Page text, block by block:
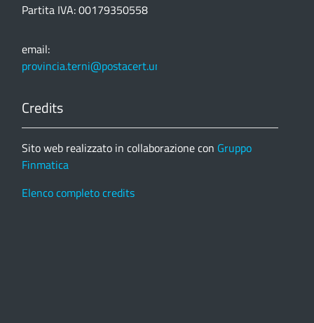
Partita IVA: 00179350558
email:
provincia.terni@postacert.umbria.it
Credits
Sito web realizzato in collaborazione con Gruppo
Finmatica
Elenco completo credits